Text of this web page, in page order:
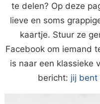
te delen? Op deze
lieve en soms
kaartje. Stuur ze
Facebook om iemand
is naar een klassieke
bericht: jij bent